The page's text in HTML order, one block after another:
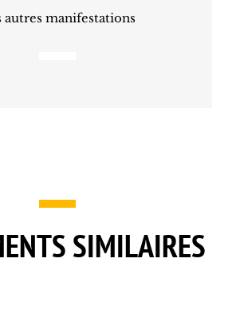
autres manifestations
SIMILAIRES